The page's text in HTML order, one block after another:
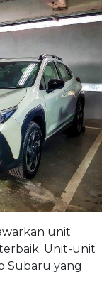
unit
Unit-unit
Subaru yang